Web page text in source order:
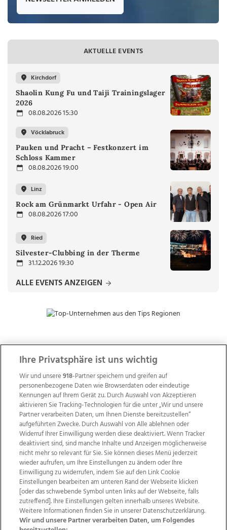
AKTUELLE EVENTS
Kirchdorf
Shaolin Kung Fu und Taiji Trainingslager
2026
08.08.2026 15:30
Vöcklabruck
Pauken und Pracht – Festkonzert im
Schloss Kammer
08.08.2026 19:00
Linz
Rock am Grünmarkt Urfahr - Open Air
08.08.2026 17:00
Ried
Silvester-Clubbing in der Therme
31.12.2026 19:30
ALLE EVENTS ANZEIGEN
ZUR NACHRICHTENÜBERSICHT
Wir über uns Mediadaten Kontakt
Jobs
Datenschutz
Impressum
AGB Anzeigekunden
AGB Website
Ehrenkodex Politische Werbung
Ihre Privatsphäre ist uns wichtig
Wir und unsere918-Partner speichern und greifen auf
personenbezogene Daten wie Browserdaten oder eindeutige
Kennungen auf Ihrem Gerät zu. Durch Auswahl von Akzeptieren
aktivieren Sie Tracking-Technologien für die unter „Wir und unsere
Partner verarbeiten Daten, um Ihnen Dienste bereitzustellen“
aufgeführten Zwecke. Durch Auswahl von Alle ablehnen oder
Widerruf Ihrer Einwilligung werden diese deaktiviert. Wenn Tracker
deaktiviert sind, sind manche Inhalte und Anzeigen möglicherweise
nicht mehr so relevant für Sie. Sie können dieses Menü jederzeit
wieder aufrufen, um Ihre Einstellungen zu ändern oder Ihre
Einwilligung zu widerrufen, indem Sie auf den Link Cookie
Einstellungen bearbeiten am unteren Rand der Webseite klicken
[oder das schwebende Symbol unten links auf der Webseite, falls
zutreffend]. Ihre Einstellungen gelten innerhalb unseres Website.
Weitere Informationen finden Sie in unserer Datenschutzerklärung.
Wir und unsere Partner verarbeiten Daten, um Folgendes